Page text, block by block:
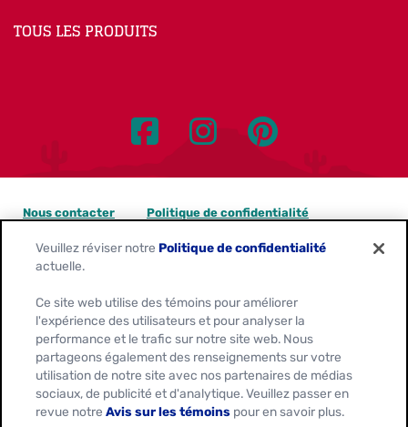
TOUS LES PRODUITS
Location: Canada
Nous contacter Politique de confidentialité
Avis sur les témoins
Demandes de confidentialité des données
Conditions d'utilisation
Veuillez réviser notre Politique de confidentialité
actuelle.
Ce site web utilise des témoins pour améliorer
l'expérience des utilisateurs et pour analyser la
performance et le trafic sur notre site web. Nous
partageons également des renseignements sur votre
utilisation de notre site avec nos partenaires de médias
sociaux, de publicité et d'analytique. Veuillez passer en
revue notreAvis sur les témoins pour en savoir plus.